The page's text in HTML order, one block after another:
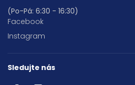
(Po-Pá: 6:30 - 16:30)
Facebook
Instagram
Sledujte nás